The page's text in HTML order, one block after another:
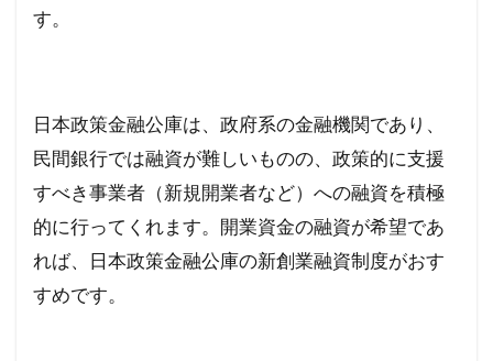
す。
日本政策金融公庫は、政府系の金融機関であり、
民間銀行では融資が難しいものの、政策的に支援
すべき事業者（新規開業者など）への融資を積極
的に行ってくれます。開業資金の融資が希望であ
れば、日本政策金融公庫の新創業融資制度がおす
すめです。